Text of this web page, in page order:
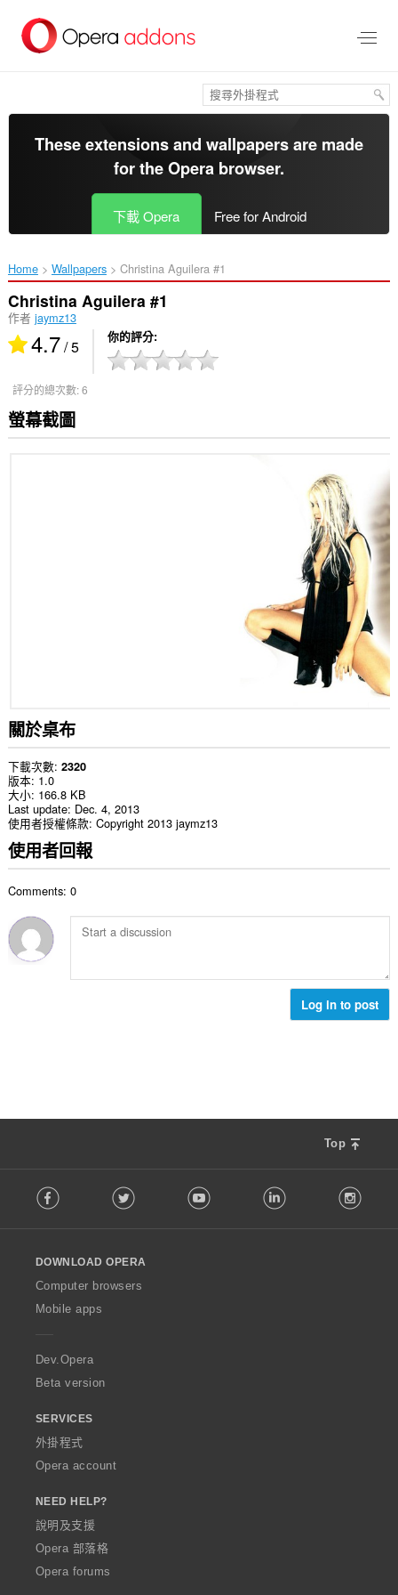
區
These extensions and wallpapers are made
for theOpera browser.
下載 Opera Free for Android
Home Wallpapers Christina Aguilera #1‎
Christina Aguilera #1
作者 jaymz13
4.7/ 5 你的評分
評分的總次數:6
螢幕截圖
關於桌布
下載次數 2320
版本 1.0
大小 166.8 KB
Last update Dec. 4, 2013
使用者授權條款 Copyright 2013 jaymz13
使用者回報
Comments: 0
Log in to post
Top
o
w
O
p
a
Facebook Twitter Youtube LinkedIn
DOWNLOAD OPERA
Computer browsers
Mobile apps
Dev.Opera
Beta version
SERVICES
外掛程式
Opera account
NEED HELP?
說明及支援
Opera 部落格
Opera forums